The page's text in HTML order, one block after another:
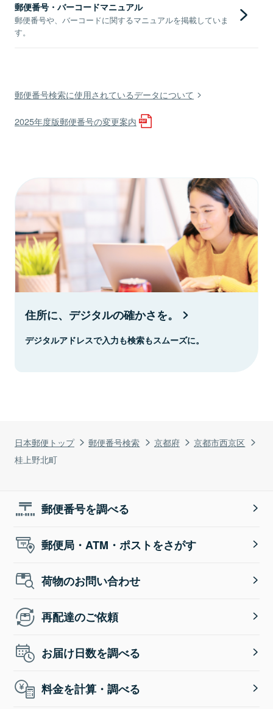
日本郵便トップ 郵便番号検索 京都府
京都市西京区
桂上野北町
郵便番号・バーコードマニュアル
郵便番号や、バーコードに関するマニュアルを掲載していま
す。
郵便番号検索に使用されているデータについて
2025年度版郵便番号の変更案内
住所に、デジタルの確かさを。
デジタルアドレスで入力も検索もスムーズに。
郵便番号を調べる
郵便局・ATM・ポストをさがす
荷物のお問い合わせ
再配達のご依頼
お届け日数を調べる
料金を計算・調べる